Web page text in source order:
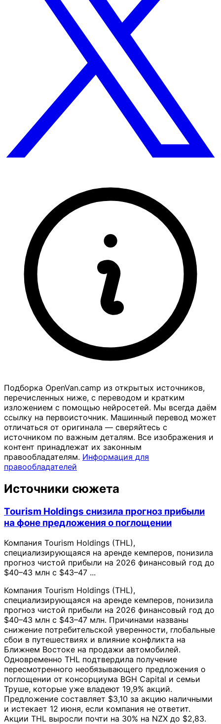
Подборка OpenVan.camp из открытых источников,
перечисленных ниже, с переводом и кратким
изложением с помощью нейросетей. Мы всегда даём
ссылку на первоисточник. Машинный перевод может
отличаться от оригинала — сверяйтесь с
источником по важным деталям. Все изображения и
контент принадлежат их законным
правообладателям. Информация для
правообладателей
Источники сюжета
Tourism Holdings снизила прогноз прибыли
на фоне предложения о поглощении
Компания Tourism Holdings (THL),
специализирующаяся на аренде кемперов, понизила
прогноз чистой прибыли на 2026 финансовый год до
$40–43 млн с $43–47 ...
Компания Tourism Holdings (THL),
специализирующаяся на аренде кемперов, понизила
прогноз чистой прибыли на 2026 финансовый год до
$40–43 млн с $43–47 млн. Причинами названы
снижение потребительской уверенности, глобальные
сбои в путешествиях и влияние конфликта на
Ближнем Востоке на продажи автомобилей.
Одновременно THL подтвердила получение
пересмотренного необязывающего предложения о
поглощении от консорциума BGH Capital и семьи
Труше, которые уже владеют 19,9% акций.
Предложение составляет $3,10 за акцию наличными
и истекает 12 июня, если компания не ответит.
Акции THL выросли почти на 30% на NZX до $2,83.